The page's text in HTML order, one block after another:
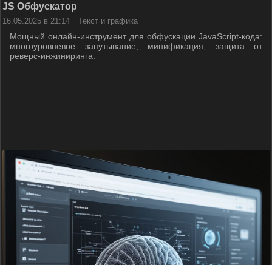
JS Обфускатор
16.05.2025 в 21:14 Текст и графика
Мощный онлайн‑инструмент для обфускации JavaScript‑кода:
многоуровневое запутывание, минификация, защита от
реверс‑инжиниринга.